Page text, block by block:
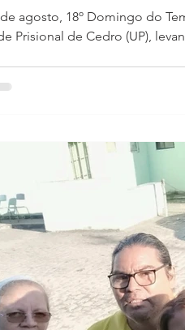
agosto, 18º Domingo do
Prisional de Cedro (UP),
“Dai-lhes vós mesmos de